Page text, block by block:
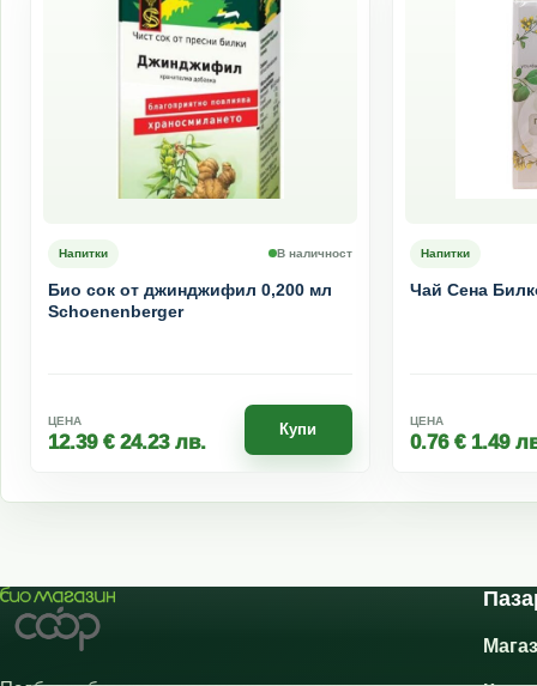
Напитки В наличност
Био сок от джинджифил 0,200 мл
Schoenenberger
ЦЕНА
12.39 € 24.23 лв.
Купи
Напитки
Чай Сена
ЦЕНА
0.76 € 1.49